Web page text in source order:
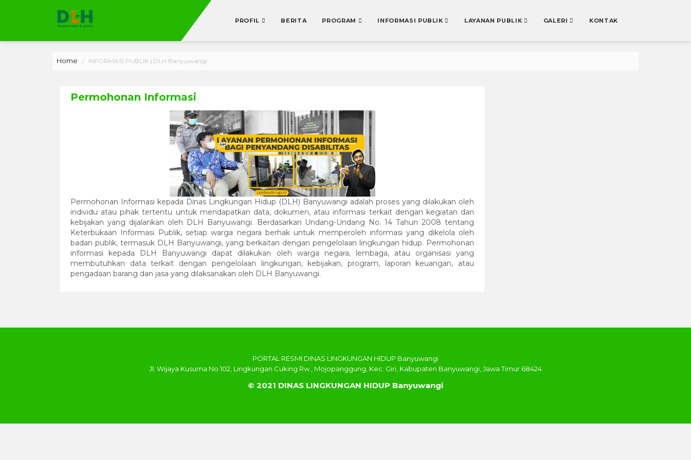
PROFIL BERITA PROGRAM INFORMASI PUBLIK LAYANAN PUBLIK GALERI KONTAK
Home INFORMASI PUBLIK | DLH Banyuwangi
Permohonan Informasi
Permohonan Informasi kepada Dinas Lingkungan Hidup (DLH) Banyuwangi adalah proses yang dilakukan oleh
individu atau pihak tertentu untuk mendapatkan data, dokumen, atau informasi terkait dengan kegiatan dan
kebijakan yang dijalankan oleh DLH Banyuwangi. Berdasarkan Undang-Undang No. 14 Tahun 2008 tentang
Keterbukaan Informasi Publik, setiap warga negara berhak untuk memperoleh informasi yang dikelola oleh
badan publik, termasuk DLH Banyuwangi, yang berkaitan dengan pengelolaan lingkungan hidup. Permohonan
informasi kepada DLH Banyuwangi dapat dilakukan oleh warga negara, lembaga, atau organisasi yang
membutuhkan data terkait dengan pengelolaan lingkungan, kebijakan, program, laporan keuangan, atau
pengadaan barang dan jasa yang dilaksanakan oleh DLH Banyuwangi.
PORTAL RESMI DINAS LINGKUNGAN HIDUP Banyuwangi
Jl. Wijaya Kusuma No.102, Lingkungan Cuking Rw., Mojopanggung, Kec. Giri, Kabupaten Banyuwangi, Jawa Timur 68424
© 2021 DINAS LINGKUNGAN HIDUP Banyuwangi